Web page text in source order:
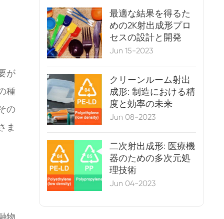
が
種
の
ま
物
最適な結果を得るた
めの2K射出成形プロ
セスの設計と開発
Jun 15-2023
クリーンルーム射出
成形: 制造における精
度と効率の未来
Jun 08-2023
二次射出成形: 医療機
器のための多次元処
理技術
Jun 04-2023